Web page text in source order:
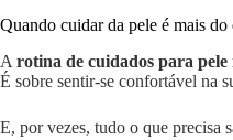
Quando cuidar da pele é mais do
A rotina de cuidados para pele
É sobre sentir-se confortável na
E, por vezes, tudo o que precisa